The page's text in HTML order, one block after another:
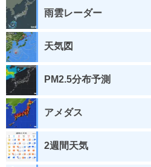
雨雲レーダー
天気図
PM2.5分布予測
アメダス
2週間天気